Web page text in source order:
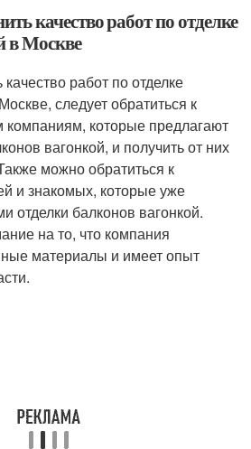
качество работ по отделке
в Москве
работ по отделке
следует обратиться к
которые предлагают
вагонкой, и получить от них
можно обратиться к
и знакомых, которые уже
отделки балконов вагонкой.
на то, что компания
материалы и имеет опыт